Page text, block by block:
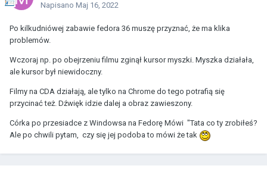
Napisano Maj 16, 2022
Po kilkudniówej zabawie fedora 36 muszę przyznać, że ma klika
problemów.
Wczoraj np. po obejrzeniu filmu zginął kursor myszki. Myszka działała,
ale kursor był niewidoczny.
Filmy na CDA działają, ale tylko na Chrome do tego potrafią się
przycinać też. Dźwięk idzie dalej a obraz zawieszony.
Córka po przesiadce z Windowsa na Fedorę Mówi "Tata co ty zrobiłeś?
Ale po chwili pytam, czy się jej podoba to mówi że tak